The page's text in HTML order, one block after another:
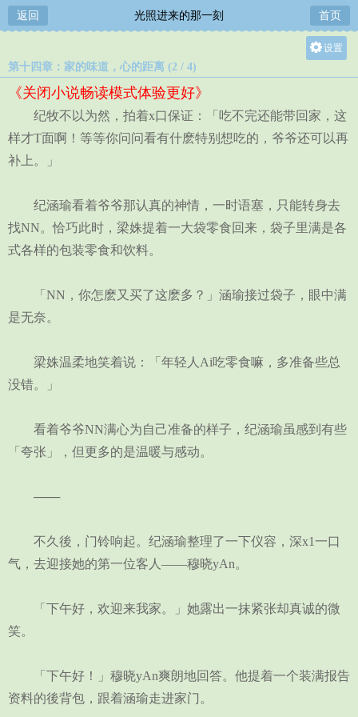
返回 光照进来的那一刻 首页
设置
中
小
第十四章：家的味道，心的距离 (2 / 4)
《关闭小说畅读模式体验更好》
纪牧不以为然，拍着x口保证：「吃不完还能带回家，这
样才T面啊！等等你问问看有什麽特别想吃的，爷爷还可以再
补上。」
纪涵瑜看着爷爷那认真的神情，一时语塞，只能转身去
找NN。恰巧此时，梁姝提着一大袋零食回来，袋子里满是各
式各样的包装零食和饮料。
「NN，你怎麽又买了这麽多？」涵瑜接过袋子，眼中满
是无奈。
梁姝温柔地笑着说：「年轻人Ai吃零食嘛，多准备些总
没错。」
看着爷爷NN满心为自己准备的样子，纪涵瑜虽感到有些
「夸张」，但更多的是温暖与感动。
───
不久後，门铃响起。纪涵瑜整理了一下仪容，深x1一口
气，去迎接她的第一位客人——穆晓yAn。
「下午好，欢迎来我家。」她露出一抹紧张却真诚的微
笑。
「下午好！」穆晓yAn爽朗地回答。他提着一个装满报告
资料的後背包，跟着涵瑜走进家门。